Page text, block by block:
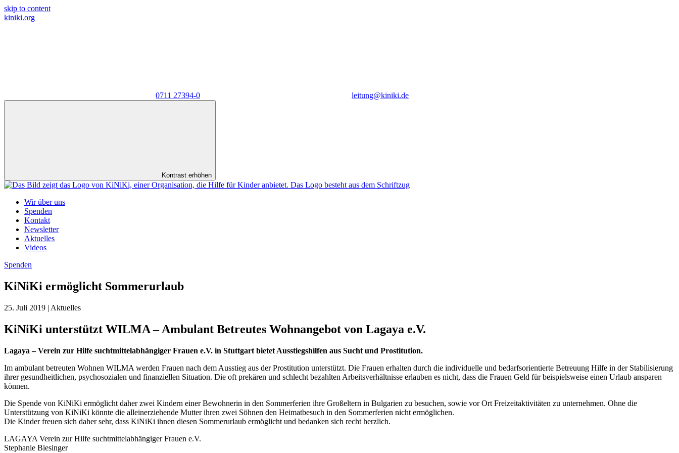
skip to content
kiniki.org
0711 27394-0 leitung@kiniki.de
Kontrast erhöhen
Wir über uns
Spenden
Kontakt
Newsletter
Aktuelles
Videos
Spenden
KiNiKi ermöglicht Sommerurlaub
25. Juli 2019 | Aktuelles
KiNiKi unterstützt WILMA – Ambulant Betreutes Wohnangebot von Lagaya e.V.
Lagaya – Verein zur Hilfe suchtmittelabhängiger Frauen e.V. in Stuttgart bietet Ausstiegshilfen aus Sucht und Prostitution.
Im ambulant betreuten Wohnen WILMA werden Frauen nach dem Ausstieg aus der Prostitution unterstützt. Die Frauen erhalten durch die individuelle und bedarfsorientierte Betreuung Hilfe in der Stabilisierung
ihrer gesundheitlichen, psychosozialen und finanziellen Situation. Die oft prekären und schlecht bezahlten Arbeitsverhältnisse erlauben es nicht, dass die Frauen Geld für beispielsweise einen Urlaub ansparen
können.
Die Spende von KiNiKi ermöglicht daher zwei Kindern einer Bewohnerin in den Sommerferien ihre Großeltern in Bulgarien zu besuchen, sowie vor Ort Freizeitaktivitäten zu unternehmen. Ohne die
Unterstützung von KiNiKi könnte die alleinerziehende Mutter ihren zwei Söhnen den Heimatbesuch in den Sommerferien nicht ermöglichen.
Die Kinder freuen sich daher sehr, dass KiNiKi ihnen diesen Sommerurlaub ermöglicht und bedanken sich recht herzlich.
LAGAYA Verein zur Hilfe suchtmittelabhängiger Frauen e.V.
Stephanie Biesinger